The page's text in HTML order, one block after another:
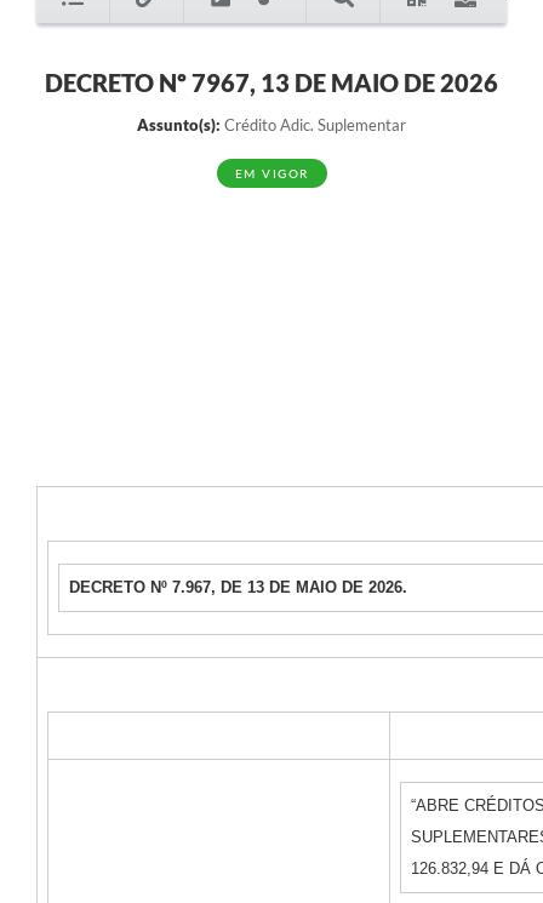
DECRETO Nº 7967, 13 DE MAIO DE 2026
Assunto(s): Crédito Adic. Suplementar
EM VIGOR
DECRETO Nº 7.967, DE 13 DE MAIO DE 2026.
“ABRE
126.832,94 E DÁ